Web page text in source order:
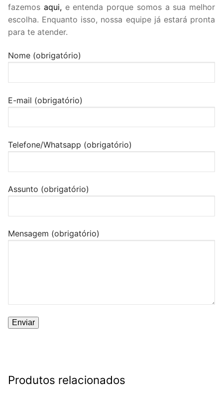
fazemos aqui,e entenda porque somos a sua melhor
escolha. Enquanto isso, nossa equipe já estará pronta
para te atender.
Nome (obrigatório)
E-mail (obrigatório)
Telefone/Whatsapp (obrigatório)
Assunto (obrigatório)
Mensagem (obrigatório)
Produtos relacionados